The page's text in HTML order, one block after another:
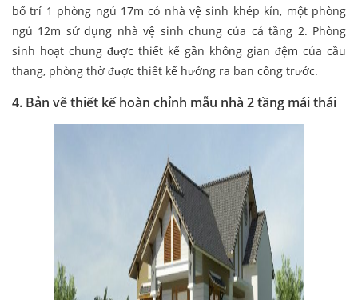
bố trí 1 phòng ngủ 17m có nhà vệ sinh khép kín, một phòng
ngủ 12m sử dụng nhà vệ sinh chung của cả tầng 2. Phòng
sinh hoạt chung được thiết kế gần không gian đệm của cầu
thang, phòng thờ được thiết kế hướng ra ban công trước.
4. Bản vẽ thiết kế hoàn chỉnh mẫu nhà 2 tầng mái thái